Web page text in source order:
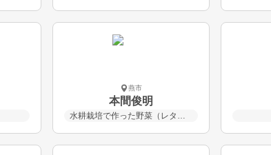
燕市
本間俊明
水耕栽培で作った野菜（レタス、ニンニクスプラウトなど）